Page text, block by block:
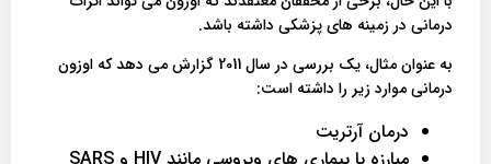
درمانی در زمینه های پزشکی داشته باشد.
به عنوان مثال، یک بررسی در سال 2011 گزارش می دهد که اوزون
درمانی موارد زیر را داشته است:
درمان آرتریت